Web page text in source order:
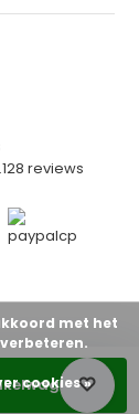
reviews
met het
cookies »